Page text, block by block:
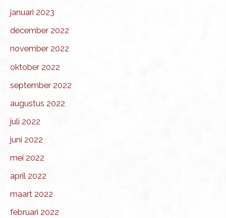
januari 2023
december 2022
november 2022
oktober 2022
september 2022
augustus 2022
juli 2022
juni 2022
mei 2022
april 2022
maart 2022
februari 2022